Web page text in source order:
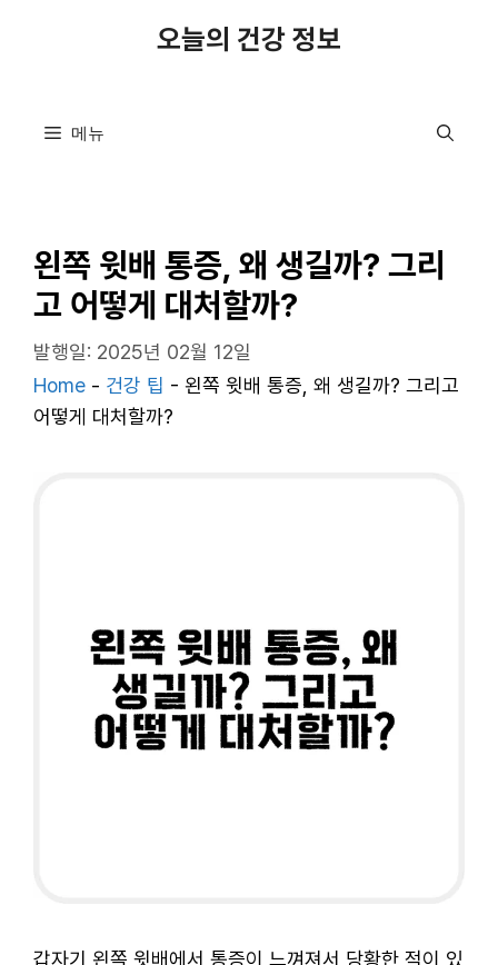
오늘의 건강 정보
메뉴
왼쪽 윗배 통증, 왜 생길까? 그리
고 어떻게 대처할까?
발행일: 2025년 02월 12일
Home - 건강 팁 - 왼쪽 윗배 통증, 왜 생길까? 그리고
어떻게 대처할까?
갑자기 왼쪽 윗배에서 통증이 느껴져서 당황한 적이 있